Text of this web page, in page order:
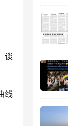
谈
线